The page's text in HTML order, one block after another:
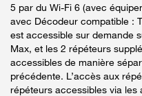
5 par du Wi-Fi 6 (avec
avec Décodeur compatible :
est accessible sur demande
Max, et les 2 répéteurs
accessibles de manière
précédente. L’accès aux
répéteurs accessibles via les